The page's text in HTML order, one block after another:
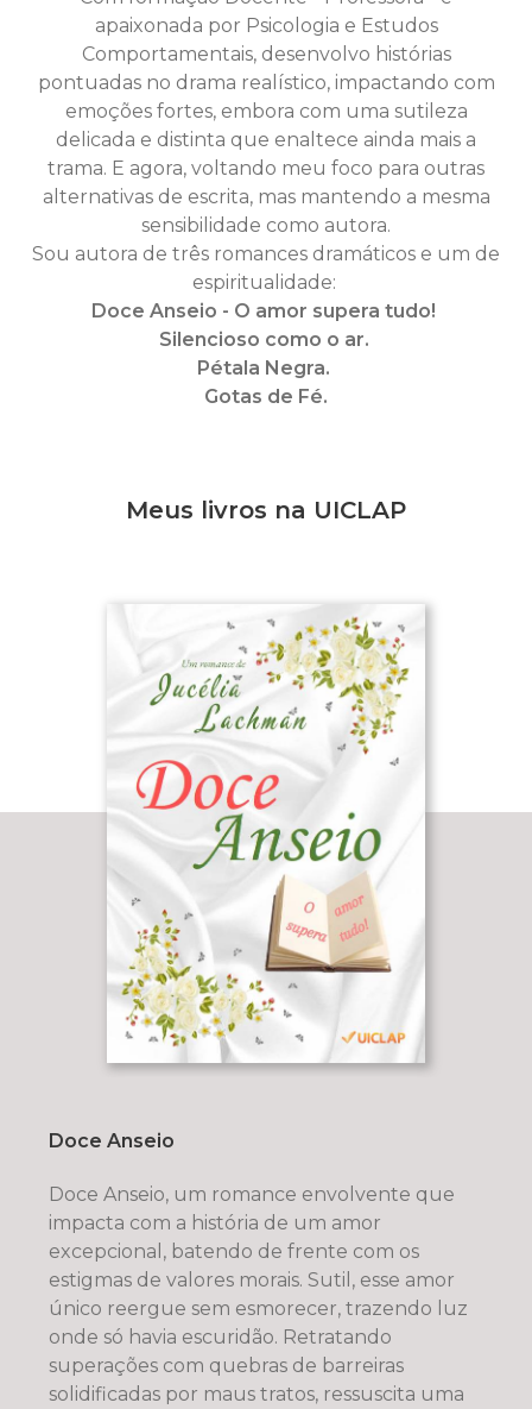
apaixonada por Psicologia e Estudos
Comportamentais, desenvolvo histórias
pontuadas no drama realístico, impactando com
emoções fortes, embora com uma sutileza
delicada e distinta que enaltece ainda mais a
trama. E agora, voltando meu foco para outras
alternativas de escrita, mas mantendo a mesma
sensibilidade como autora.
Sou autora de três romances dramáticos e um de
espiritualidade:
Doce Anseio - O amor supera tudo!
Silencioso como o ar.
Pétala Negra.
Gotas de Fé.
Meus livros na UICLAP
Doce Anseio
Doce Anseio, um romance envolvente que
impacta com a história de um amor
excepcional, batendo de frente com os
estigmas de valores morais. Sutil, esse amor
único reergue sem esmorecer, trazendo luz
onde só havia escuridão. Retratando
superações com quebras de barreiras
solidificadas por maus tratos, ressuscita uma